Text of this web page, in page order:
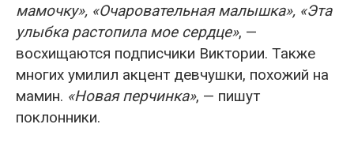
мамочку», «Очаровательная малышка», «Эта
улыбка растопила мое сердце», —
восхищаются подписчики Виктории. Также
многих умилил акцент девчушки, похожий на
мамин. «Новая перчинка», — пишут
поклонники.